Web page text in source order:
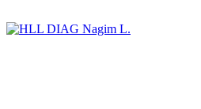
Nagim L.